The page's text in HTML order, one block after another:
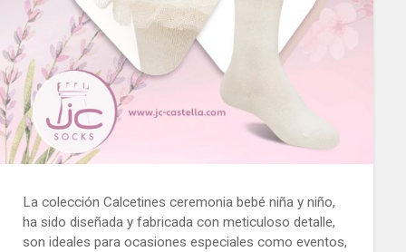
La colección Calcetines ceremonia bebé niña y niño,
ha sido diseñada y fabricada con meticuloso detalle,
son ideales para ocasiones especiales como eventos,